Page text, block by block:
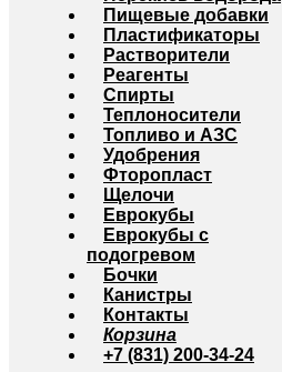
Пищевые добавки
Пластификаторы
Растворители
Реагенты
Спирты
Теплоносители
Топливо и АЗС
Удобрения
Фторопласт
Щелочи
Еврокубы
Еврокубы с
подогревом
Бочки
Канистры
Контакты
Корзина
+7 (831) 200-34-24